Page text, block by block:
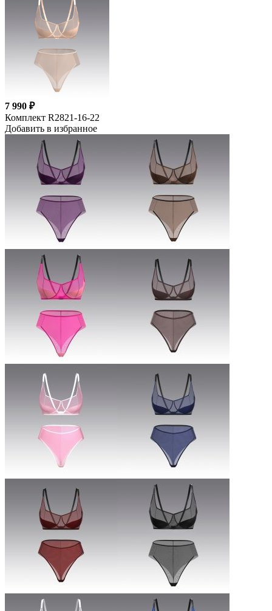
7 990 ₽
Комплект R2821-16-22
Добавить в избранное